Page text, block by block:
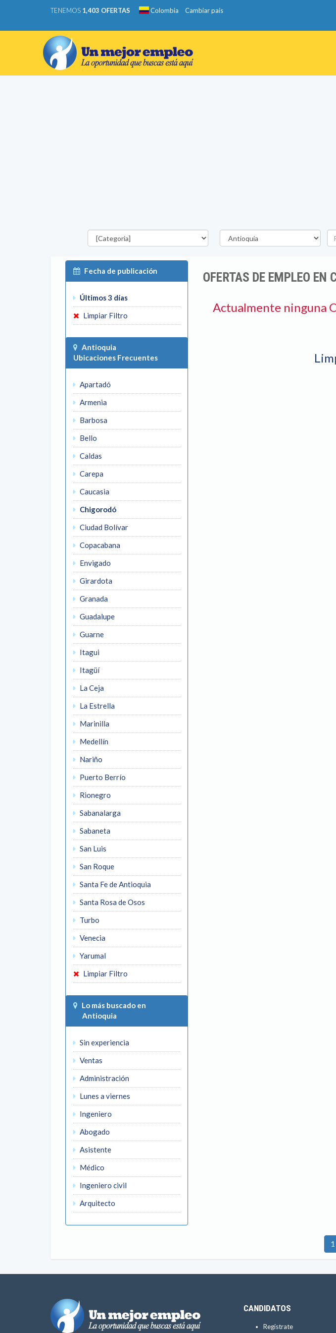
TENEMOS 1,403 OFERTAS Colombia Cambiar país
Categorías Departamento
Fecha de publicación
Últimos 3 días
Limpiar Filtro
Antioquia
Ubicaciones Frecuentes
Apartadó
Armenia
Barbosa
Bello
Caldas
Carepa
Caucasia
Chigorodó
Ciudad Bolívar
Copacabana
Envigado
Girardota
Granada
Guadalupe
Guarne
Itagui
Itagüí
La Ceja
La Estrella
Marinilla
Medellín
Nariño
Puerto Berrío
Rionegro
Sabanalarga
Sabaneta
San Luis
San Roque
Santa Fe de Antioquia
Santa Rosa de Osos
Turbo
Venecia
Yarumal
Limpiar Filtro
Lo más buscado en
Antioquia
Sin experiencia
Ventas
Administración
Lunes a viernes
Ingeniero
Abogado
Asistente
Médico
Ingeniero civil
Arquitecto
OFERTAS DE EMPLEO EN
Actualmente ninguna
1
CANDIDATOS
Regístrate